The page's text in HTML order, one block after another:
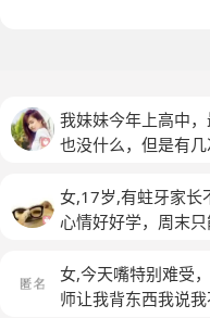
我妹妹今年上高中
也没什么，但是有
凝重。我问她是不
但是我感觉她心理
少年的案例吗？
女,17岁,有蛀牙家长
心情好好学，周末
女,今天嘴特别难受
师让我背东西我说